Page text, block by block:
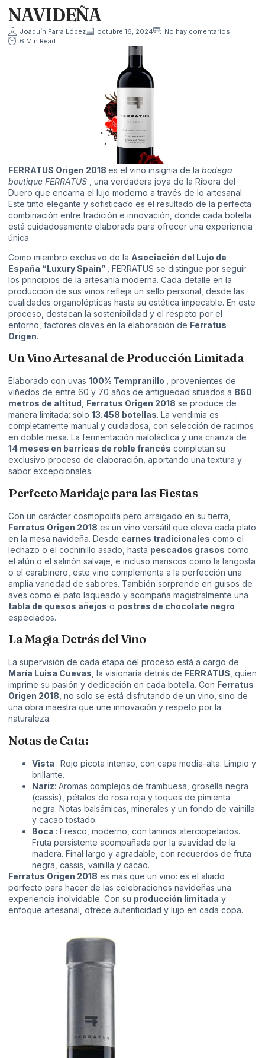
NAVIDEÑA
Joaquín Parra López octubre 16, 2024
No hay comentarios
6 Min Read
FERRATUS Origen 2018 es el vino insignia de la bodega
boutique FERRATUS
, una verdadera joya de la Ribera del
Duero que encarna el lujo moderno a través de lo artesanal.
Este tinto elegante y sofisticado es el resultado de la perfecta
combinación entre tradición e innovación, donde cada botella
está cuidadosamente elaborada para ofrecer una experiencia
única.
Como miembro exclusivo de la Asociación del Lujo de
España “Luxury Spain”
, FERRATUS se distingue por seguir
los principios de la artesanía moderna. Cada detalle en la
producción de sus vinos refleja un sello personal, desde las
cualidades organolépticas hasta su estética impecable. En este
proceso, destacan la sostenibilidad y el respeto por el
entorno, factores claves en la elaboración de Ferratus
Origen.
Un Vino Artesanal de Producción Limitada
Elaborado con uvas 100% Tempranillo , provenientes de
viñedos de entre 60 y 70 años de antigüedad situados a 860
metros de altitud , Ferratus Origen 2018 se produce de
manera limitada: solo 13.458 botellas. La vendimia es
completamente manual y cuidadosa, con selección de racimos
en doble mesa. La fermentación maloláctica y una crianza de
14 meses en barricas de roble francés completan su
exclusivo proceso de elaboración, aportando una textura y
sabor excepcionales.
Perfecto Maridaje para las Fiestas
Con un carácter cosmopolita pero arraigado en su tierra,
Ferratus Origen 2018 es un vino versátil que eleva cada plato
en la mesa navideña. Desde carnes tradicionales como el
lechazo o el cochinillo asado, hasta pescados grasos como
el atún o el salmón salvaje, e incluso mariscos como la langosta
o el carabinero, este vino complementa a la perfección una
amplia variedad de sabores. También sorprende en guisos de
aves como el pato laqueado y acompaña magistralmente una
tabla de quesos añejos o postres de chocolate negro
especiados.
La Magia Detrás del Vino
La supervisión de cada etapa del proceso está a cargo de
María Luisa Cuevas , la visionaria detrás de FERRATUS , quien
imprime su pasión y dedicación en cada botella. Con Ferratus
Origen 2018 , no solo se está disfrutando de un vino, sino de
una obra maestra que une innovación y respeto por la
naturaleza.
Notas de Cata:
Vista : Rojo picota intenso, con capa media-alta. Limpio y
brillante.
Nariz: Aromas complejos de frambuesa, grosella negra
(cassis), pétalos de rosa roja y toques de pimienta
negra. Notas balsámicas, minerales y un fondo de vainilla
y cacao tostado.
Boca : Fresco, moderno, con taninos aterciopelados.
Fruta persistente acompañada por la suavidad de la
madera. Final largo y agradable, con recuerdos de fruta
negra, cassis, vainilla y cacao.
Ferratus Origen 2018 es más que un vino: es el aliado
perfecto para hacer de las celebraciones navideñas una
experiencia inolvidable. Con su producción limitada y
enfoque artesanal, ofrece autenticidad y lujo en cada copa.